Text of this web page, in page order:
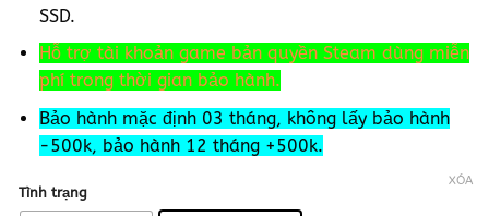
SSD.
Hỗ trợ tài khoản game bản quyền Steam dùng miễn
phí trong thời gian bảo hành.
Bảo hành mặc định 03 tháng, không lấy bảo hành
-500k, bảo hành 12 tháng +500k.
Tình trạng
XÓA